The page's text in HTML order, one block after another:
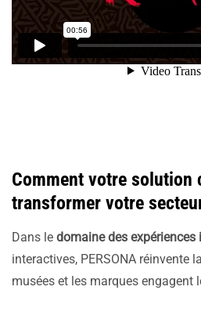
Comment votre
transformer votre
Dans le domaine des expériences
interactives, PERSONA réinvente
musées et les marques engagent